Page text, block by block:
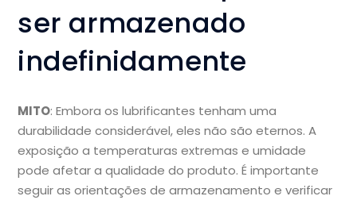
ser armazenado
indefinidamente
MITO: Embora os lubrificantes tenham uma
durabilidade considerável, eles não são eternos. A
exposição a temperaturas extremas e umidade
pode afetar a qualidade do produto. É importante
seguir as orientações de armazenamento e verificar